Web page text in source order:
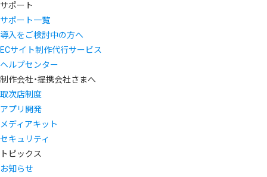
サポート
サポート一覧
導入をご検討中の方へ
ECサイト制作代行サービス
ヘルプセンター
制作会社・提携会社さまへ
取次店制度
アプリ開発
メディアキット
セキュリティ
トピックス
お知らせ